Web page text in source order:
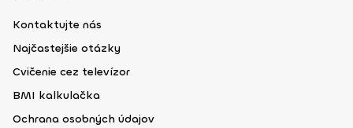
Kontaktujte nás
Najčastejšie otázky
Cvičenie cez televízor
BMI kalkulačka
Ochrana osobných údajov